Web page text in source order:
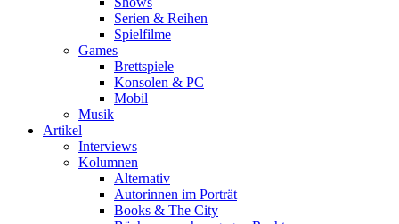
Serien & Reihen
Spielfilme
Games
Brettspiele
Konsolen & PC
Mobil
Musik
Artikel
Interviews
Kolumnen
Alternativ
Autorinnen im Porträt
Books & The City